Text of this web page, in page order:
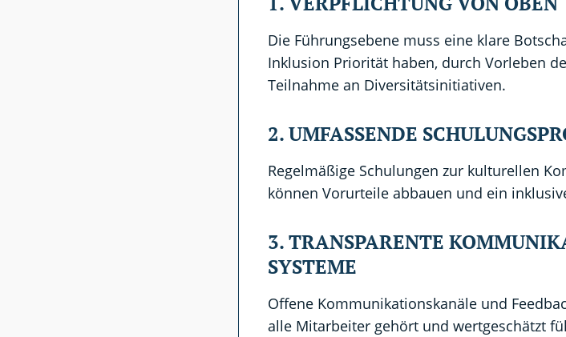
Die Führungsebene muss eine klare
Inklusion Priorität haben, durch Vorleben
Teilnahme an Diversitätsinitiativen.
2. UMFASSENDE
Regelmäßige Schulungen zur kulturellen
können Vorurteile abbauen und ein
3. TRANSPARENTE
SYSTEME
Offene Kommunikationskanäle und
alle Mitarbeiter gehört und wertgeschätzt